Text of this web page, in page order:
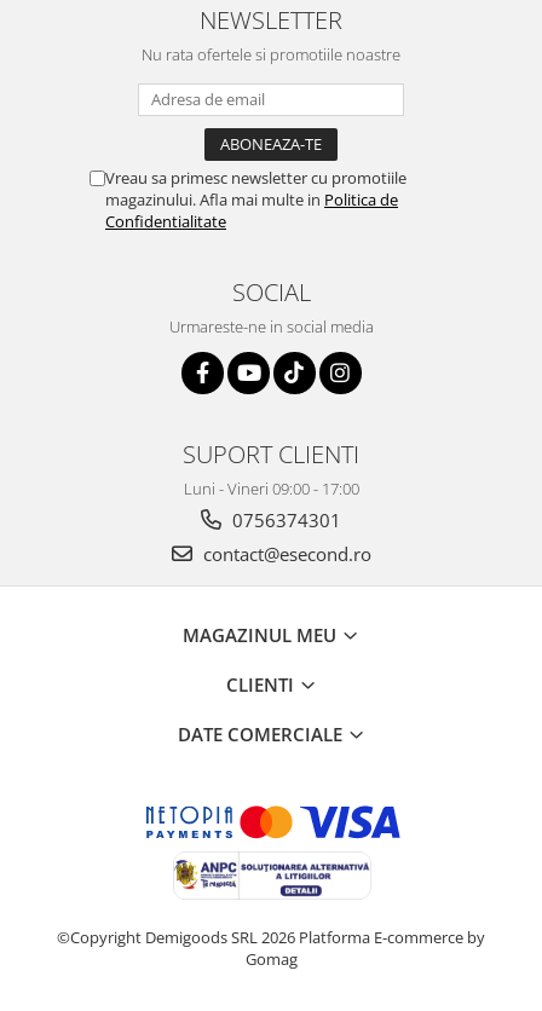
NEWSLETTER
Nu rata ofertele si promotiile noastre
Vreau sa primesc newsletter cu promotiile
magazinului. Afla mai multe in Politica de
Confidentialitate
SOCIAL
Urmareste-ne in social media
SUPORT CLIENTI
Luni - Vineri 09:00 - 17:00
0756374301
contact@esecond.ro
MAGAZINUL MEU
CLIENTI
DATE COMERCIALE
©Copyright Demigoods SRL 2026 Platforma E-commerce by
Gomag